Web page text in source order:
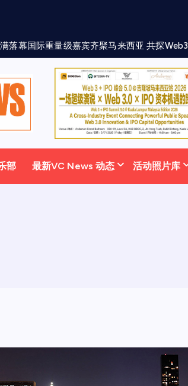
满落幕国际重量级嘉宾齐聚马来西亚 共探Web3
部 最新VC News 动态 活动照片库